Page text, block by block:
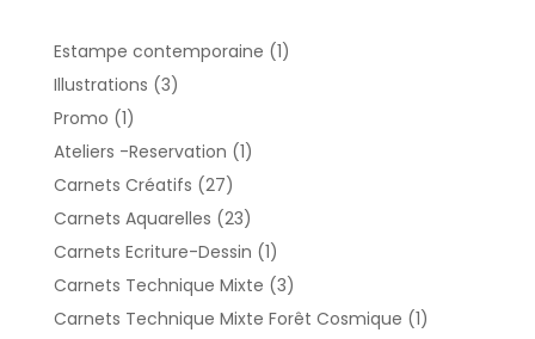
Estampe contemporaine 11
Illustrations 33
Promo 11
produit
Ateliers -Reservation 11
Carnets Créatifs 2727
produits
Carnets Aquarelles 2323
produits
Carnets Ecriture-Dessin 11
produit
Carnets Technique Mixte 33
produits
Carnets Technique Mixte Forêt Cosmique 11